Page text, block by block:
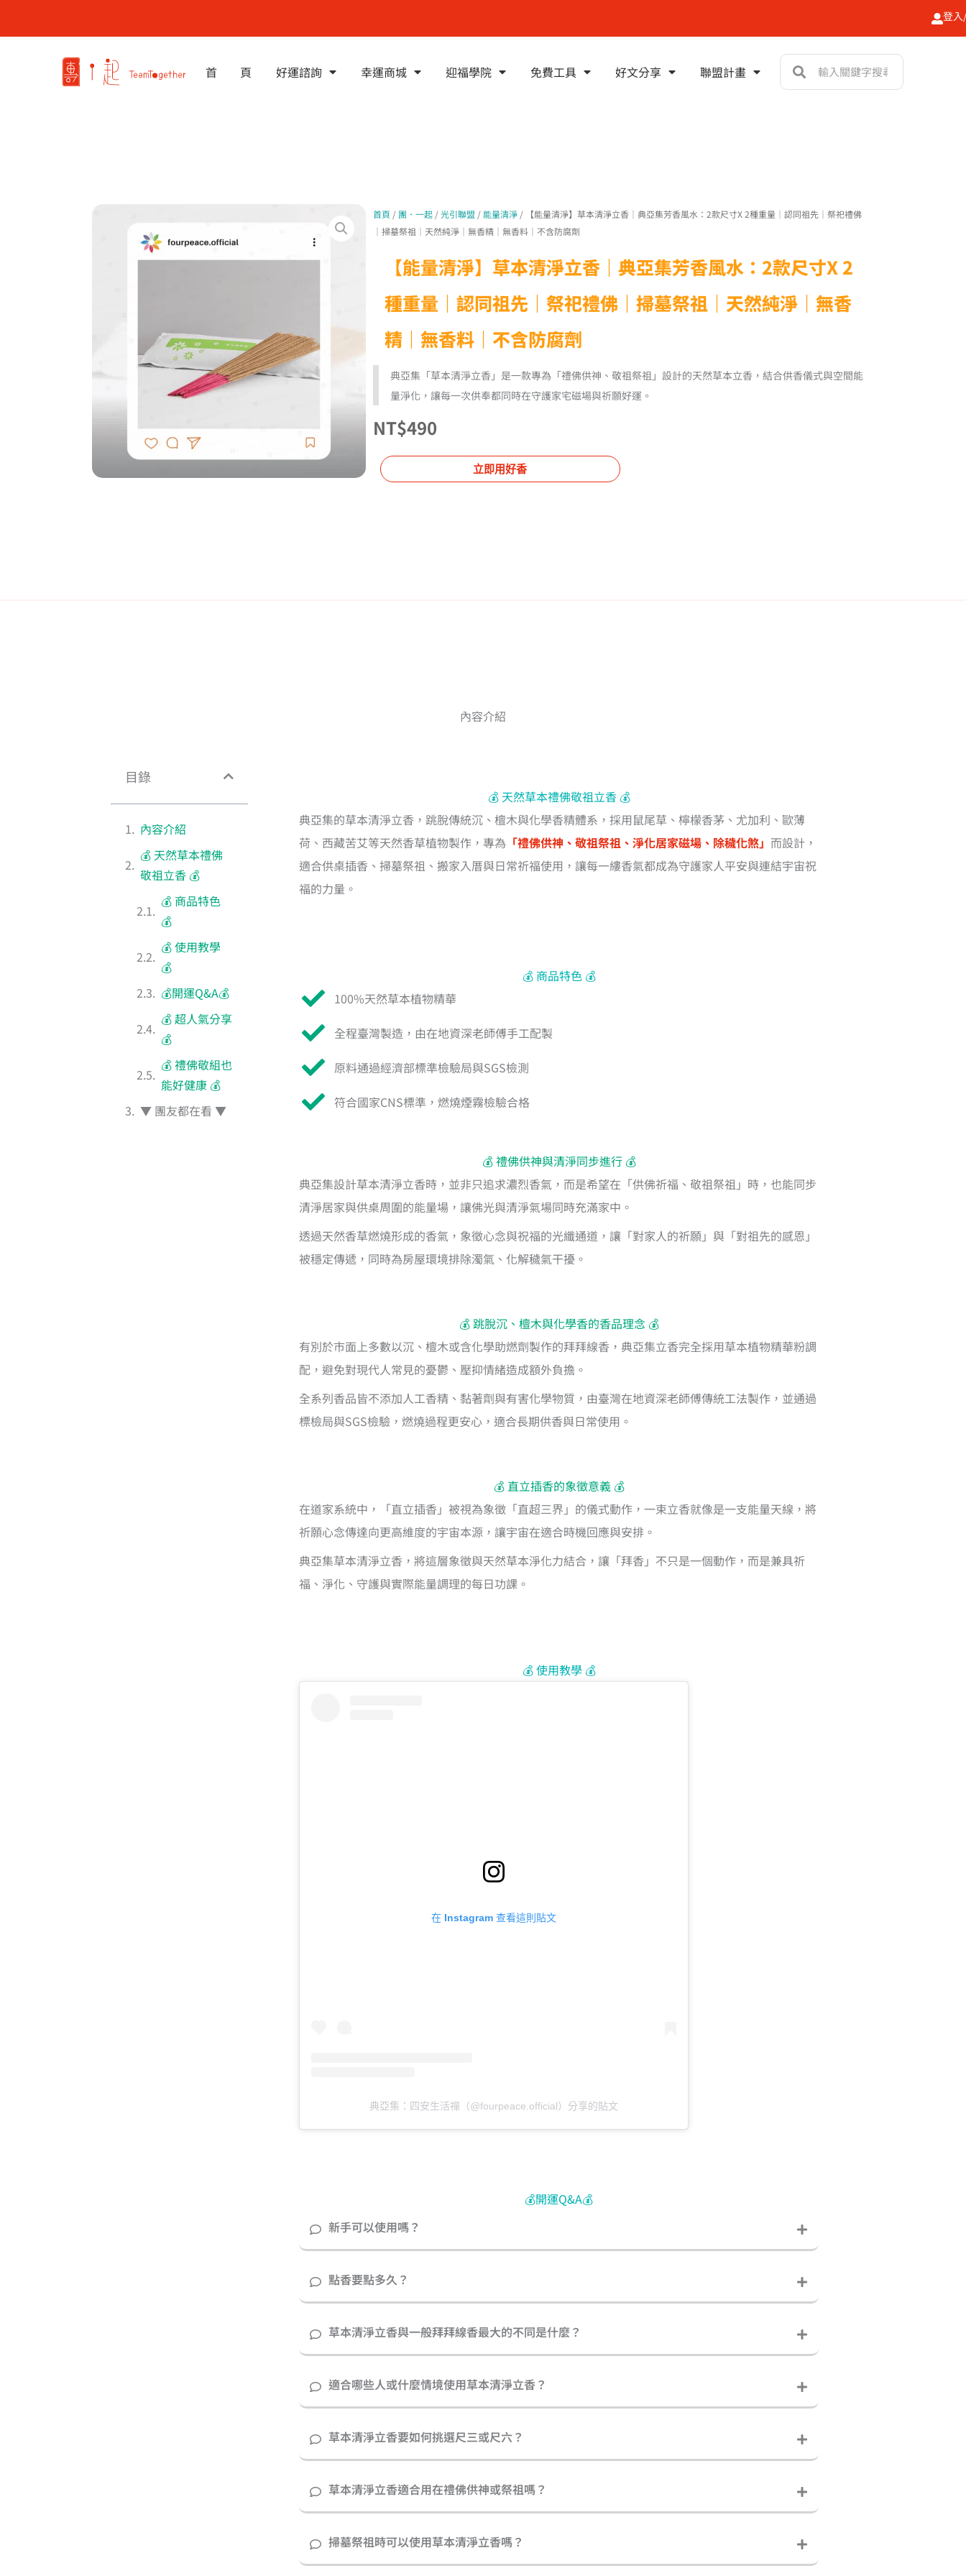
登
首 頁 好運諮詢 幸運商城 迎福學院 免費工具 好文分享 聯盟計畫
搜
搜
尋
首頁 / 團．一起/光引聯盟 / 能量清淨/ 【能量清淨】草本清淨立香｜典亞集芳香風水：2款尺寸X 2種重量｜認同祖先｜祭祀禮佛
｜掃墓祭祖｜天然純淨｜無香精｜無香料｜不含防腐劑
【能量清淨】草本清淨立香｜典亞集芳香風水：2款尺寸X 2
種重量｜認同祖先｜祭祀禮佛｜掃墓祭祖｜天然純淨｜無香
精｜無香料｜不含防腐劑
典亞集「草本清淨立香」是一款專為「禮佛供神、敬祖祭祖」設計的天然草本立香，結合供香儀式與空間能
量淨化，讓每一次供奉都同時在守護家宅磁場與祈願好運。
NT$490
立即用好香
內容介紹
目錄
內容介紹
💰 天然草本禮佛
敬祖立香 💰
💰 商品特色
💰
💰 使用教學
💰
💰開運Q&A💰
💰 超人氣分享
💰
💰 禮佛敬組也
能好健康 💰
▼ 團友都在看 ▼
💰 天然草本禮佛敬祖立香 💰
典亞集的草本清淨立香，跳脫傳統沉、檀木與化學香精體系，採用鼠尾草、檸檬香茅、尤加利、歐薄
荷、西藏苦艾等天然香草植物製作，專為 「禮佛供神、敬祖祭祖、淨化居家磁場、除穢化煞」 而設計，
適合供桌插香、掃墓祭祖、搬家入厝與日常祈福使用，讓每一縷香氣都成為守護家人平安與連結宇宙祝
福的力量。
💰 商品特色 💰
100%天然草本植物精華
全程臺灣製造，由在地資深老師傅手工配製
原料通過經濟部標準檢驗局與SGS檢測
符合國家CNS標準，燃燒煙霧檢驗合格
💰 禮佛供神與清淨同步進行 💰
典亞集設計草本清淨立香時，並非只追求濃烈香氣，而是希望在「供佛祈福、敬祖祭祖」時，也能同步
清淨居家與供桌周圍的能量場，讓佛光與清淨氣場同時充滿家中。
透過天然香草燃燒形成的香氣，象徵心念與祝福的光纖通道，讓「對家人的祈願」與「對祖先的感恩」
被穩定傳遞，同時為房屋環境排除濁氣、化解穢氣干擾。
💰 跳脫沉、檀木與化學香的香品理念 💰
有別於市面上多數以沉、檀木或含化學助燃劑製作的拜拜線香，典亞集立香完全採用草本植物精華粉調
配，避免對現代人常見的憂鬱、壓抑情緒造成額外負擔。
全系列香品皆不添加人工香精、黏著劑與有害化學物質，由臺灣在地資深老師傅傳統工法製作，並通過
標檢局與SGS檢驗，燃燒過程更安心，適合長期供香與日常使用。
💰 直立插香的象徵意義 💰
在道家系統中，「直立插香」被視為象徵「直超三界」的儀式動作，一束立香就像是一支能量天線，將
祈願心念傳達向更高維度的宇宙本源，讓宇宙在適合時機回應與安排。
典亞集草本清淨立香，將這層象徵與天然草本淨化力結合，讓「拜香」不只是一個動作，而是兼具祈
福、淨化、守護與實際能量調理的每日功課。
💰 使用教學 💰
在 Instagram 查看這則貼文
典亞集：四安生活禪（@fourpeace.official）分享的貼文
💰開運Q&A💰
新手可以使用嗎？
點香要點多久？
草本清淨立香與一般拜拜線香最大的不同是什麼？
適合哪些人或什麼情境使用草本清淨立香？
草本清淨立香要如何挑選尺三或尺六？
草本清淨立香適合用在禮佛供神或祭祖嗎？
掃墓祭祖時可以使用草本清淨立香嗎？